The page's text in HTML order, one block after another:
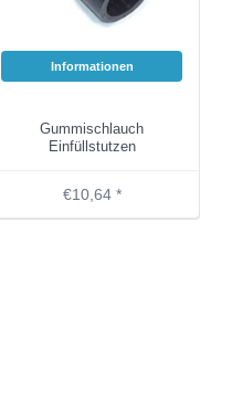
Informationen
Gummischlauch
Einfüllstutzen
€10,64 *